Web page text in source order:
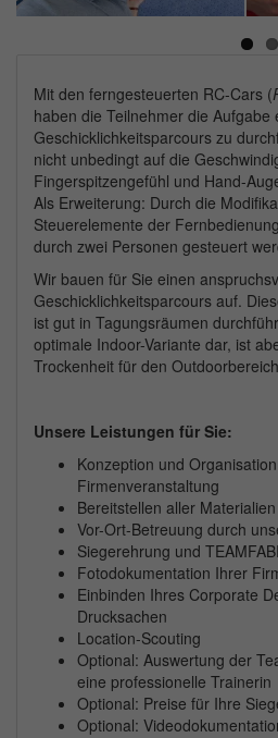
Mit den ferngesteuerten RC-Cars (
haben die Teilnehmer die Aufgabe
Geschicklichkeitsparcours zu
nicht unbedingt auf die
Fingerspitzengefühl und Hand-
Als Erweiterung: Durch die
Steuerelemente der
durch zwei Personen gesteuert
Wir bauen für Sie einen
Geschicklichkeitsparcours auf.
ist gut in Tagungsräumen
optimale Indoor-Variante dar, ist
Trockenheit für den
Unsere Leistungen für Sie:
Konzeption und
Firmenveranstaltung
Bereitstellen aller
Vor-Ort-Betreuung durch
Siegerehrung und
Fotodokumentation Ihrer
Einbinden Ihres Corporate
Drucksachen
Location-Scouting
Optional: Auswertung der
eine professionelle Trainerin
Optional: Preise für Ihre
Optional: